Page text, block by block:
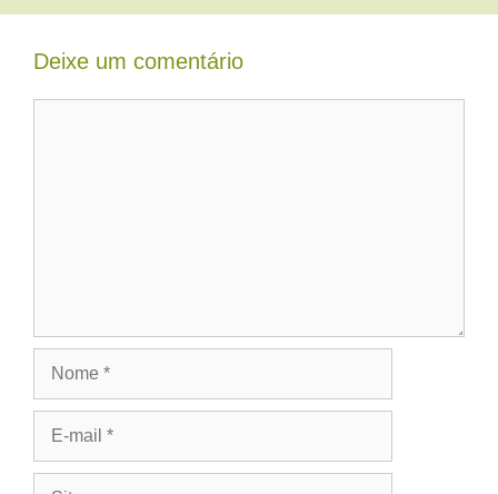
Deixe um comentário